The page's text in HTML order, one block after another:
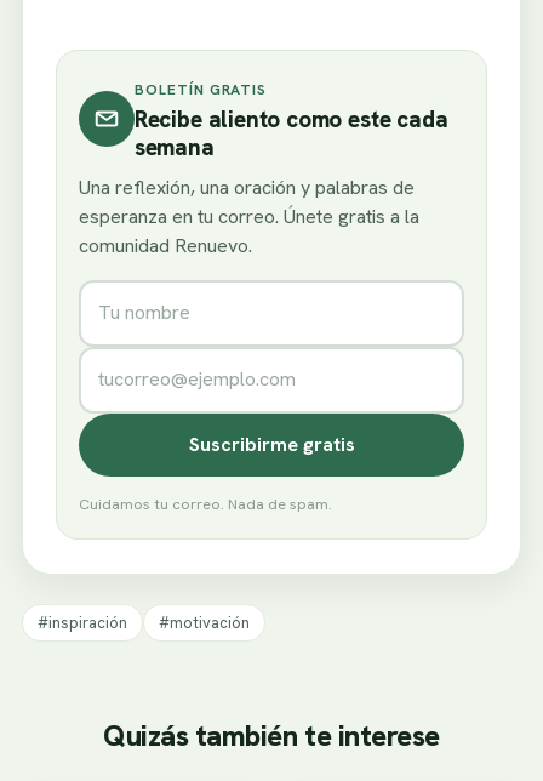
BOLETÍN GRATIS
Recibe aliento como este cada
semana
Una reflexión, una oración y palabras de
esperanza en tu correo. Únete gratis a la
comunidad Renuevo.
Nombre
Correo electrónico
Suscribirme gratis
Cuidamos tu correo. Nada de spam.
#inspiración #motivación
Quizás también te interese